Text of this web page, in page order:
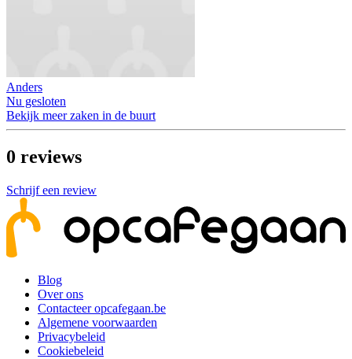
Anders
Nu gesloten
Bekijk meer zaken in de buurt
0 reviews
Schrijf een review
Blog
Over ons
Contacteer opcafegaan.be
Algemene voorwaarden
Privacybeleid
Cookiebeleid